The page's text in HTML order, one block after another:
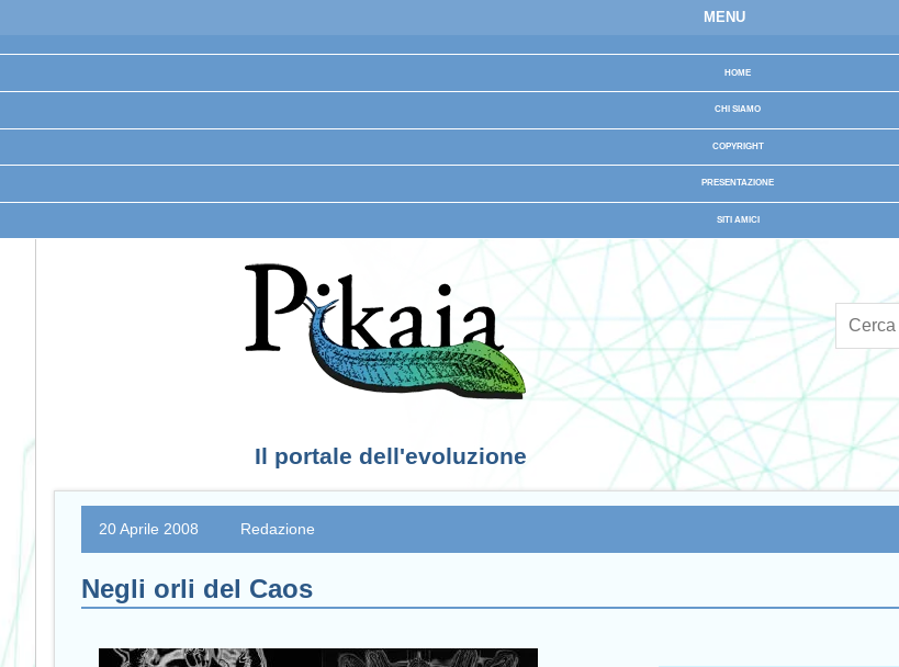
MENU
HOME
CHI SIAMO
COPYRIGHT
PRESENTAZIONE
SITI AMICI
Il portale dell'evoluzione
20 Aprile 2008 Redazione
Negli orli del Caos